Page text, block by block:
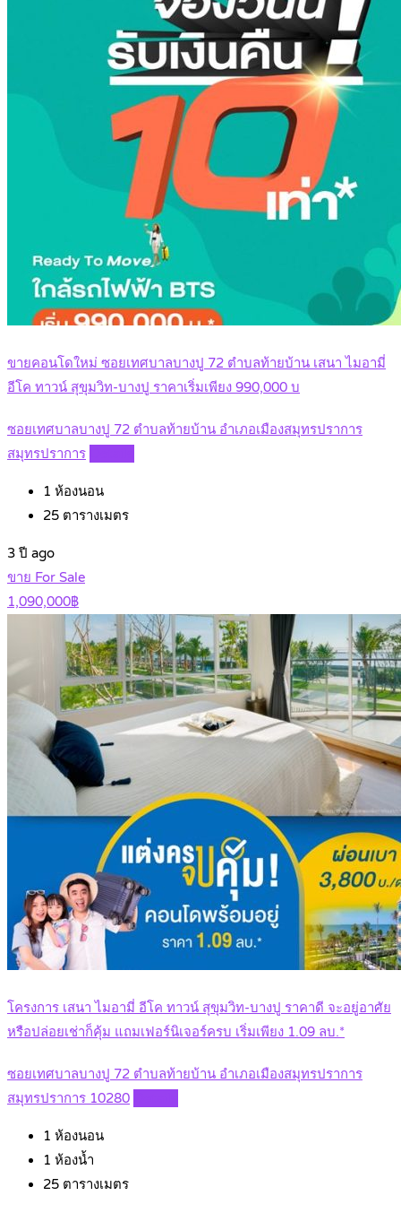
ขายคอนโดใหม่ ซอยเทศบาลบางปู 72 ตำบลท้ายบ้าน เสนา ไมอามี่
อีโค ทาวน์ สุขุมวิท-บางปู ราคาเริ่มเพียง 990,000 บ
ซอยเทศบาลบางปู 72 ตำบลท้ายบ้าน อำเภอเมืองสมุทรปราการ
สมุทรปราการ
1 ห้องนอน
25 ตารางเมตร
3 ปี ago
ขาย For Sale
1,090,000฿
โครงการ เสนา ไมอามี่ อีโค ทาวน์ สุขุมวิท-บางปู ราคาดี จะอยู่อาศัย
หรือปล่อยเช่าก็คุ้ม แถมเฟอร์นิเจอร์ครบ เริ่มเพียง 1.09 ลบ.*
ซอยเทศบาลบางปู 72 ตำบลท้ายบ้าน อำเภอเมืองสมุทรปราการ
สมุทรปราการ 10280
1 ห้องนอน
1 ห้องน้ำ
25 ตารางเมตร